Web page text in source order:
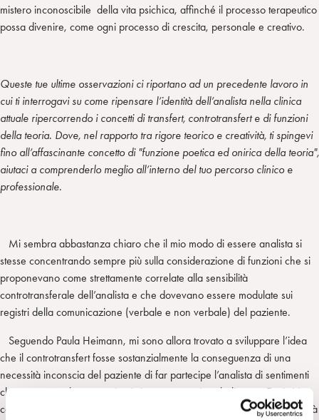
mistero inconoscibile della vita psichica, affinché il processo terapeutico
possa divenire, come ogni processo di crescita, personale e creativo.
Queste tue ultime osservazioni ci riportano ad un precedente lavoro in
cui ti interrogavi su come ripensare l’identità dell’analista nella clinica
attuale ripercorrendo i concetti di transfert, controtransfert e di funzioni
della teoria. Dove, nel rapporto tra rigore teorico e creatività, ti spingevi
fino all’affascinante concetto di "funzione poetica ed onirica della teoria",
aiutaci a comprenderlo meglio all’interno del tuo percorso clinico e
professionale.
Mi sembra abbastanza chiaro che il mio modo di essere analista si
stesse concentrando sempre più sulla considerazione di funzioni che si
proponevano come strettamente correlate alla sensibilità
controtransferale dell’analista e che dovevano essere modulate sui
registri della comunicazione (verbale e non verbale) del paziente.
Seguendo Paula Heimann, mi sono allora trovato a sviluppare l’idea
che il controtransfert fosse sostanzialmente la conseguenza di una
necessità inconscia del paziente di far partecipe l’analista di sentimenti
che prova ma che non può né riconoscere né verbalizzare. E mi si è
così proposta la necessità di riuscire ad accogliere quel bisogno di verità